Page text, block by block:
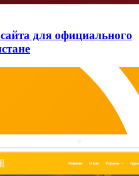
для официального